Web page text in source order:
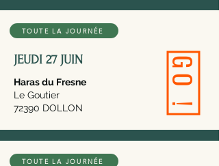
TOUTE LA JOURNÉE
JEUDI 27 JUIN
Haras du Fresne
Le Goutier
72390 DOLLON
GO !
TOUTE LA JOURNÉE